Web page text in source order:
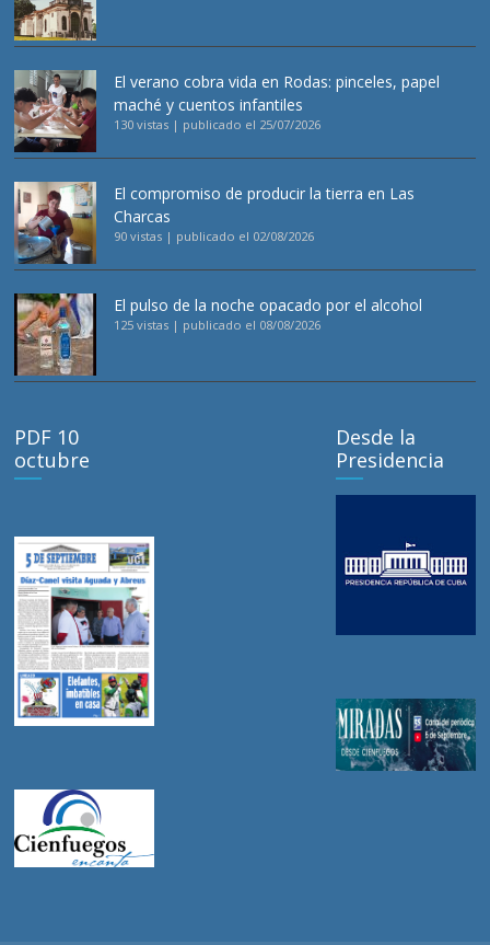
El verano cobra vida en Rodas: pinceles, papel
maché y cuentos infantiles
130 vistas | publicado el 25/07/2026
El compromiso de producir la tierra en Las
Charcas
90 vistas | publicado el 02/08/2026
El pulso de la noche opacado por el alcohol
125 vistas | publicado el 08/08/2026
PDF 10
octubre
Desde la
Presidencia